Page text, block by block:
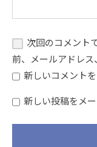
次回のコメント
前、メールアドレス
新しいコメント
新しい投稿をメ